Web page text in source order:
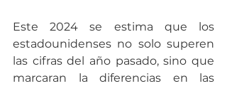
Este 2024 se estima que los
estadounidenses no solo superen
las cifras del año pasado, sino que
marcaran la diferencias en las